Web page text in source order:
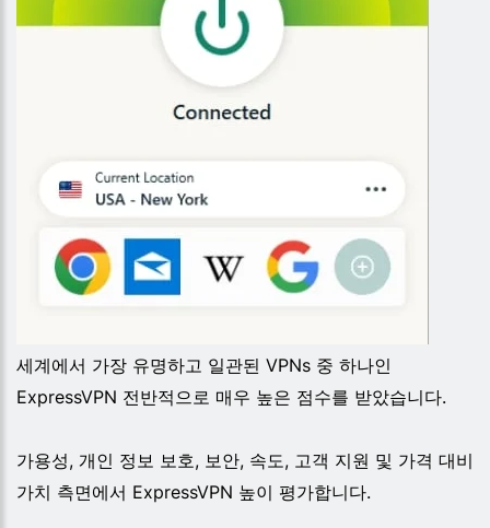
세계에서 가장 유명하고 일관된 VPNs 중 하나인
ExpressVPN 전반적으로 매우 높은 점수를 받았습니다.
가용성, 개인 정보 보호, 보안, 속도, 고객 지원 및 가격 대비
가치 측면에서 ExpressVPN 높이 평가합니다.